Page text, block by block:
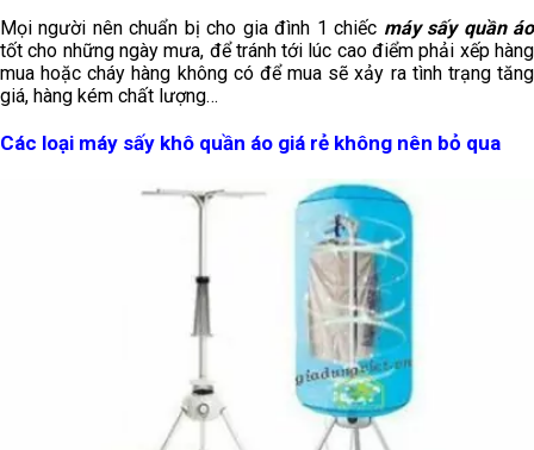
Mọi người nên chuẩn bị cho gia đình 1 chiếc máy sấy quần áo
tốt cho những ngày mưa, để tránh tới lúc cao điểm phải xếp hàng
mua hoặc cháy hàng không có để mua sẽ xảy ra tình trạng tăng
giá, hàng kém chất lượng…
Các loại máy sấy khô quần áo giá rẻ không nên bỏ qua